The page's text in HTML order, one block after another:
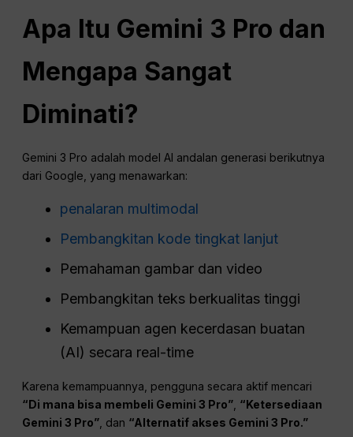
Apa Itu Gemini 3 Pro dan
Mengapa Sangat
Diminati?
Gemini 3 Pro adalah model AI andalan generasi berikutnya
dari Google, yang menawarkan:
penalaran multimodal
Pembangkitan kode tingkat lanjut
Pemahaman gambar dan video
Pembangkitan teks berkualitas tinggi
Kemampuan agen kecerdasan buatan
(AI) secara real-time
Karena kemampuannya, pengguna secara aktif mencari
“Di mana bisa membeli Gemini 3 Pro” “Ketersediaan
Gemini 3 Pro” , dan “Alternatif akses Gemini 3 Pro.”